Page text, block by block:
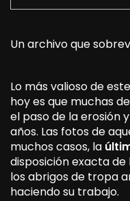
Un archivo que
Lo más valioso de
hoy es que muchas
el paso de la erosión
años. Las fotos de
muchos casos, la
disposición exacta
los abrigos de tropa
haciendo su trabajo.